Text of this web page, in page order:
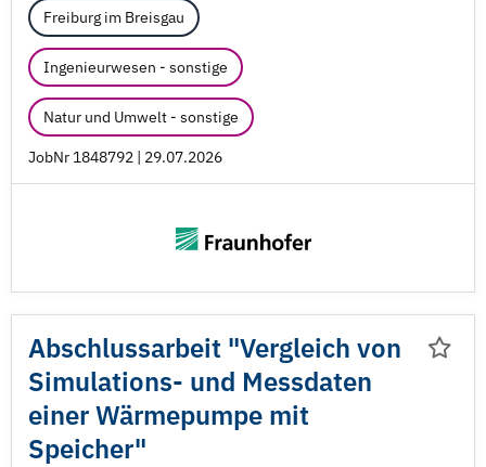
Freiburg im Breisgau
Ingenieurwesen - sonstige
Natur und Umwelt - sonstige
JobNr 1848792 | 29.07.2026
Abschlussarbeit "Vergleich von
Simulations- und Messdaten
einer Wärmepumpe mit
Speicher"